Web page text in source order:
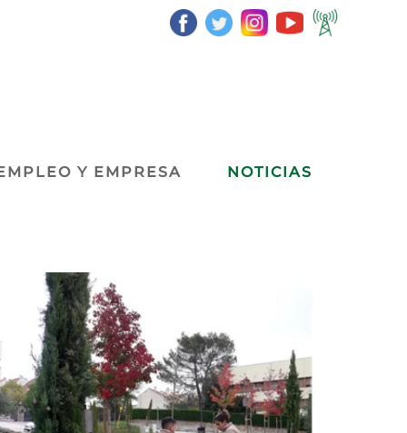
Y EMPRESA NOTICIAS